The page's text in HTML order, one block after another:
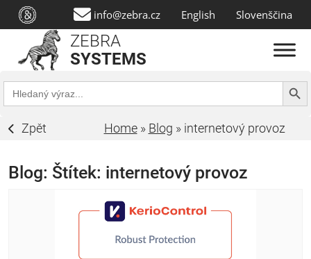
info@zebra.cz English Slovenščina
ZEBRA
SYSTEMS
Search
for:
Search
Zpět Home» Blog » internetový provoz
Blog: Štítek: internetový provoz